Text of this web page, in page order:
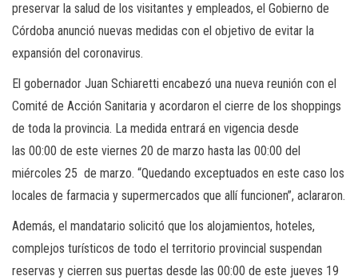
preservar la salud de los visitantes y empleados, el Gobierno de
Córdoba anunció nuevas medidas con el objetivo de evitar la
expansión del coronavirus.
El gobernador Juan Schiaretti encabezó una nueva reunión con el
Comité de Acción Sanitaria y acordaron el cierre de los shoppings
de toda la provincia. La medida entrará en vigencia desde
las 00:00 de este viernes 20 de marzo hasta las 00:00 del
miércoles 25 de marzo. “Quedando exceptuados en este caso los
locales de farmacia y supermercados que allí funcionen”, aclararon.
Además, el mandatario solicitó que los alojamientos, hoteles,
complejos turísticos de todo el territorio provincial suspendan
reservas y cierren sus puertas desde las 00:00 de este jueves 19